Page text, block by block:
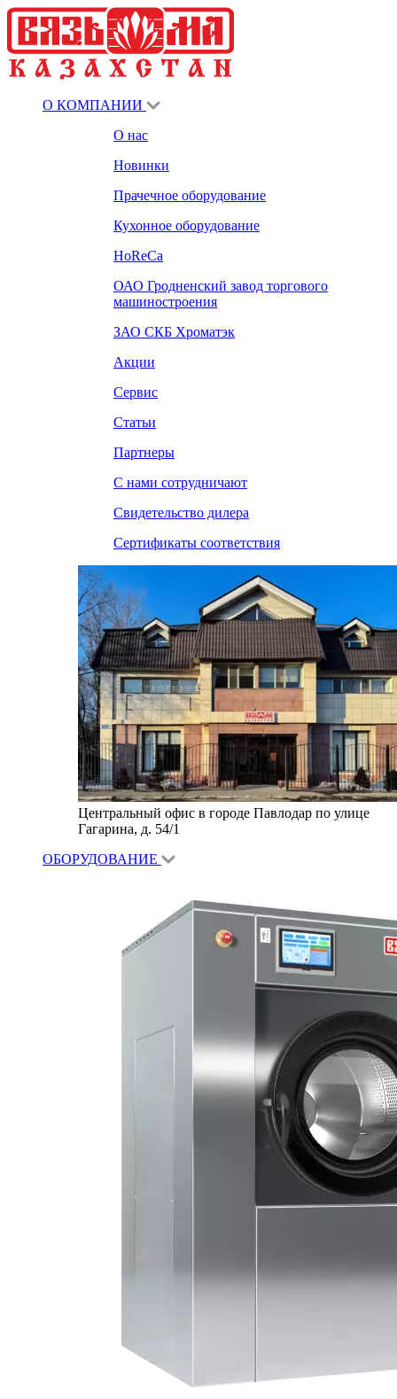
О КОМПАНИИ
О нас
Новинки
Прачечное оборудование
Кухонное оборудование
HoReCa
ОАО Гродненский завод торгового
машиностроения
ЗАО СКБ Хроматэк
Акции
Сервис
Статьи
Партнеры
С нами сотрудничают
Свидетельство дилера
Сертификаты соответствия
Центральный офис в городе Павлодар по улице
Гагарина, д. 54/1
ОБОРУДОВАНИЕ